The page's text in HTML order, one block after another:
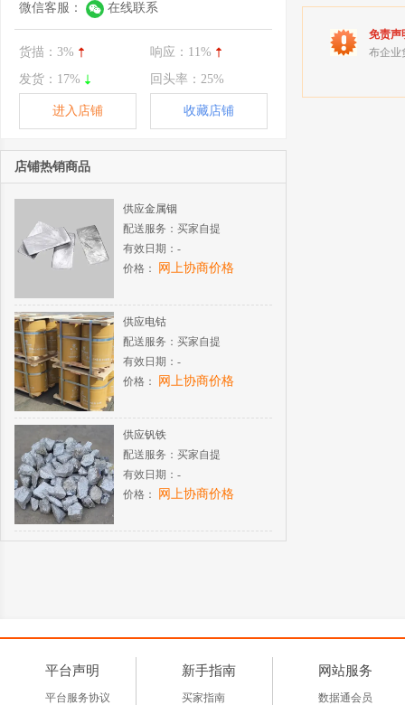
微信客服：
在线联系
货描： 3% 响应： 11%
发货： 17% 回头率： 25%
进入店铺 收藏店铺
店铺热销商品
供应金属铟
配送服务： 买家自提
有效日期： -
价格：
网上协商价格
供应电钴
配送服务： 买家自提
有效日期： -
价格：
网上协商价格
供应钒铁
配送服务： 买家自提
有效日期： -
价格：
网上协商价格
免责声
布企业
平台声明
平台服务协议
新手指南
买家指南
网站服务
数据通会员